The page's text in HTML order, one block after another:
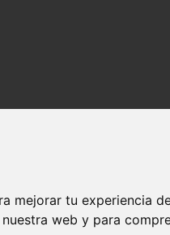
mejorar tu experiencia
web y para